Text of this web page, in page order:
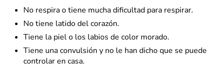
No respira o tiene mucha dificultad para respirar.
No tiene latido del corazón.
Tiene la piel o los labios de color morado.
Tiene una convulsión y no le han dicho que se puede
controlar en casa.